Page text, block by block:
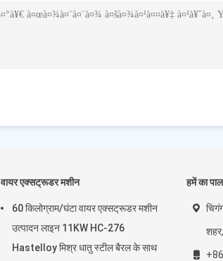
वायर एक्सट्रूडर मशीन
60 किलोग्राम/घंटा वायर एक्सट्रूडर मशीन
उत्पादन लाइन 11KW HC-276
Hastelloy मिश्र धातु स्टील बैरल के साथ
हमें का